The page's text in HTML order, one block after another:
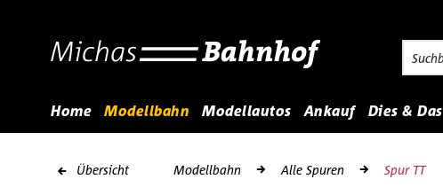
Home Modellbahn Modellautos Ankauf Dies & Das
Übersicht Modellbahn Alle Spuren Spur TT